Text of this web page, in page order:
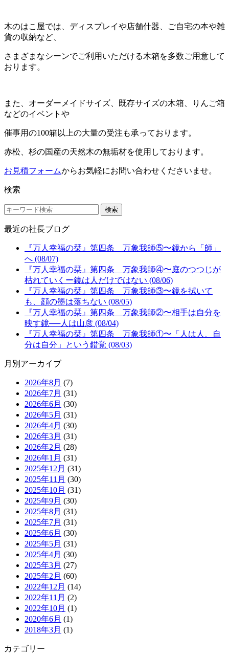
木のはこ屋では、ディスプレイや店舗什器、ご自宅の本や雑
貨の収納など、
さまざまなシーンでご利用いただける木箱を多数ご用意して
おります。
また、オーダーメイドサイズ、既存サイズの木箱、りんご箱
などのイベントや
催事用の100箱以上の大量の受注も承っております。
赤松、杉の国産の天然木の無垢材を使用しております。
お見積フォームからお気軽にお問い合わせくださいませ。
検索
検索
最近の社長ブログ
『万人幸福の栞』第四条 万象我師⑤〜鏡から「師」
へ (08/07)
『万人幸福の栞』第四条 万象我師④〜庭のつつじが
枯れていくー鏡は人だけではない (08/06)
『万人幸福の栞』第四条 万象我師③〜鏡を拭いて
も、顔の墨は落ちない (08/05)
『万人幸福の栞』第四条 万象我師②〜相手は自分を
映す鏡──人は山彦 (08/04)
『万人幸福の栞』第四条 万象我師①〜「人は人、自
分は自分」という錯覚 (08/03)
月別アーカイブ
2026年8月 (7)
2026年7月 (31)
2026年6月 (30)
2026年5月 (31)
2026年4月 (30)
2026年3月 (31)
2026年2月 (28)
2026年1月 (31)
2025年12月 (31)
2025年11月 (30)
2025年10月 (31)
2025年9月 (30)
2025年8月 (31)
2025年7月 (31)
2025年6月 (30)
2025年5月 (31)
2025年4月 (30)
2025年3月 (27)
2025年2月 (60)
2022年12月 (14)
2022年11月 (2)
2022年10月 (1)
2020年6月 (1)
2018年3月 (1)
カテゴリー